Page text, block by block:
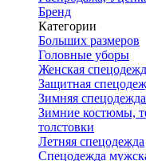
Бренд
Категории
Больших размеров
Головные уборы
Женская
Защитная
Зимняя спецодежда
Зимние костюмы,
толстовки
Летняя спецодежда
Спецодежда